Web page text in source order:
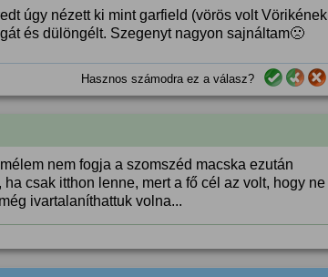
úgy nézett ki mint garfield (vörös volt Vörikének
és dülöngélt. Szegenyt nagyon sajnáltam🙁
Hasznos számodra ez a válasz?
nem fogja a szomszéd macska ezután
csak itthon lenne, mert a fő cél az volt, hogy ne
ivartalaníthattuk volna...